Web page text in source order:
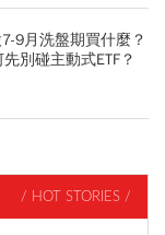
9月洗盤期買什麼？
別碰主動式ETF？
/ HOT STORIES /